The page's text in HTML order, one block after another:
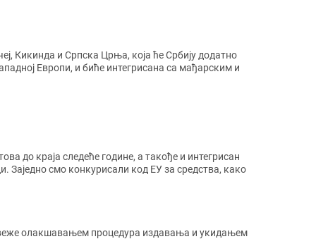
Кикинда и Српска Црња, која ће Србију додатно
Европи, и биће интегрисана са мађарским и
до краја следеће године, а такође и интегрисан
Заједно смо конкурисали код ЕУ за средства, како
олакшавањем процедура издавања и укидањем